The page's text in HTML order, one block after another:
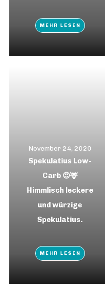
MEHR LESEN
November 24, 2020
Spekulatius Low-
Carb 😍🦌
Himmlisch leckere
und würzige
Spekulatius.
MEHR LESEN